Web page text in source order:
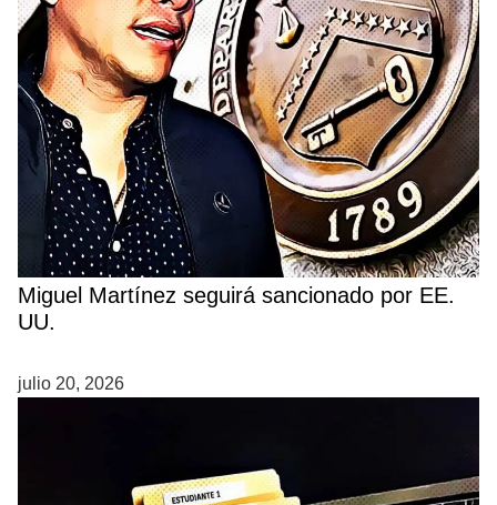
Miguel Martínez seguirá sancionado por EE.
UU.
julio 20, 2026